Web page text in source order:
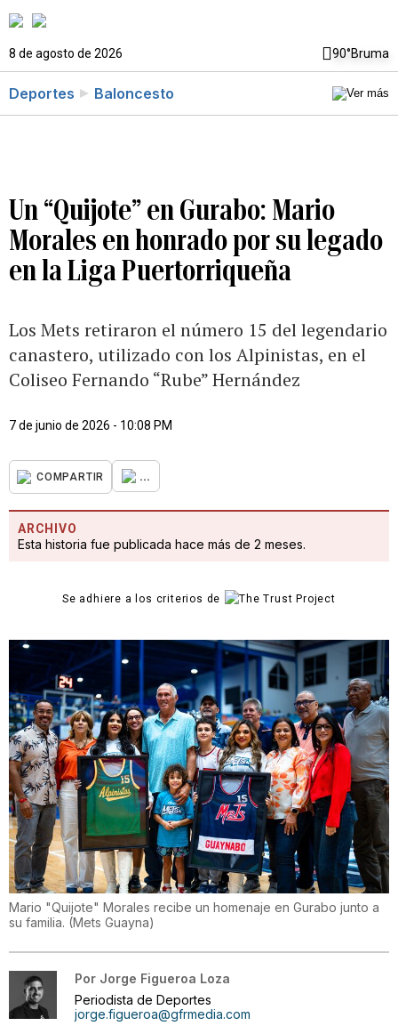
8 de agosto de 2026 90°Bruma
Deportes Baloncesto
Un “Quijote” en Gurabo: Mario
Morales en honrado por su legado
en la Liga Puertorriqueña
Los Mets retiraron el número 15 del legendario
canastero, utilizado con los Alpinistas, en el
Coliseo Fernando “Rube” Hernández
7 de junio de 2026 - 10:08 PM
COMPARTIR ...
ARCHIVO
Esta historia fue publicada hace más de 2 meses.
Se adhiere a los criterios de
Mario "Quijote" Morales recibe un homenaje en Gurabo junto a
su familia. (Mets Guayna)
Por Jorge Figueroa Loza
Periodista de Deportes
jorge.figueroa@gfrmedia.com